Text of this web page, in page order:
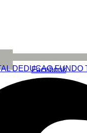
Facebook